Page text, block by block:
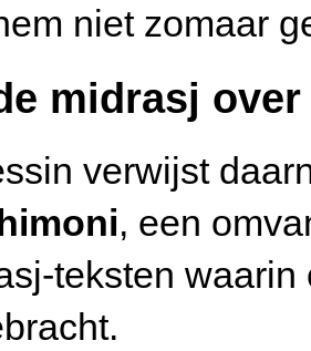
niet zomaar
midrasj
verwijst
, een
teksten